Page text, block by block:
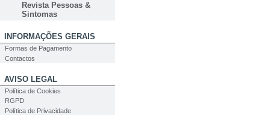
Revista Pessoas &
Sintomas
INFORMAÇÕES GERAIS
Formas de Pagamento
Contactos
AVISO LEGAL
Política de Cookies
RGPD
Política de Privacidade